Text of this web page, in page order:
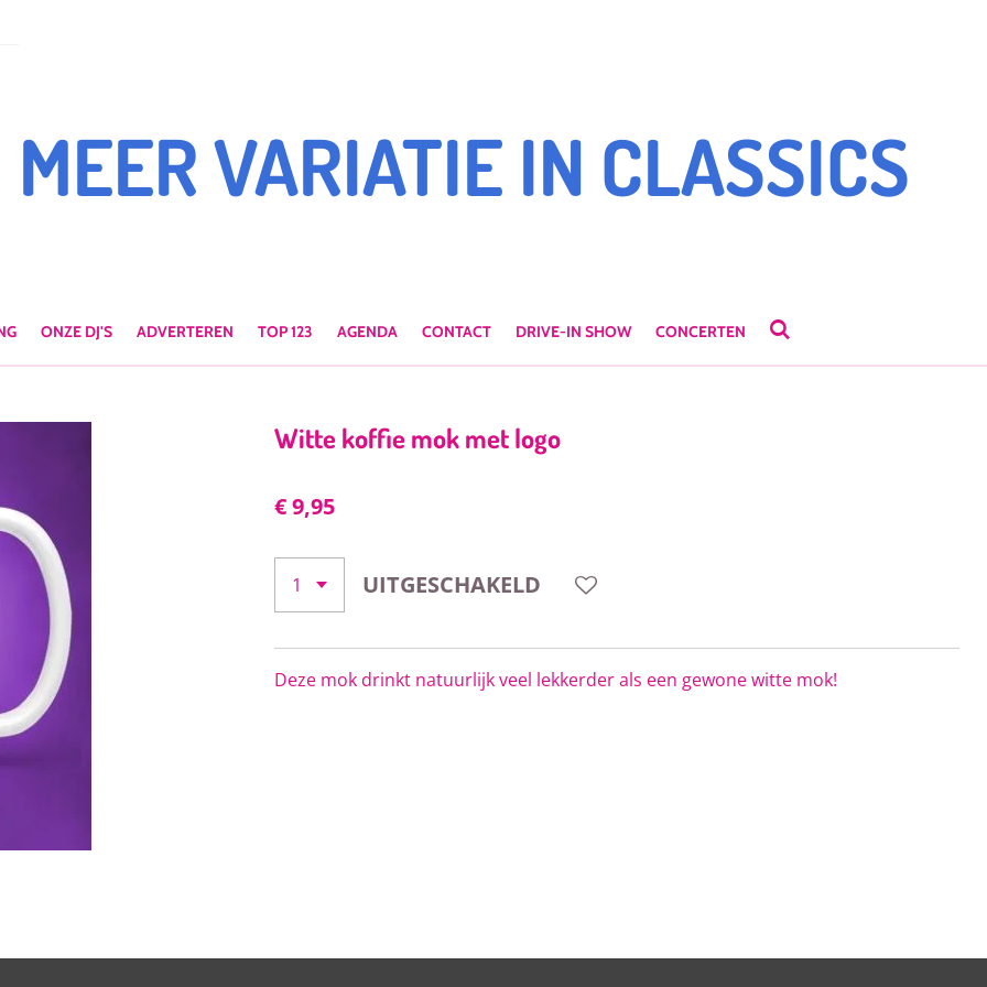
MEER VARIATIE IN CLASSICS
ONZE DJ'S ADVERTEREN TOP 123 AGENDA CONTACT DRIVE-IN SHOW CONCERTEN
Witte koffie mok met logo
€ 9,95
UITGESCHAKELD
Deze mok drinkt natuurlijk veel lekkerder als een gewone witte mok!